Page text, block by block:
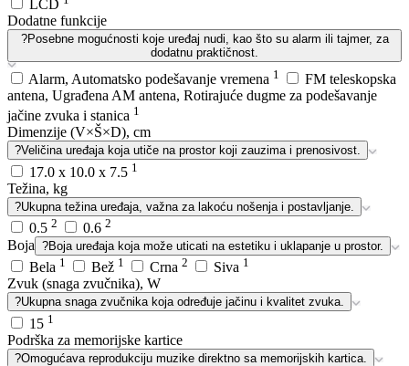
LCD
Dodatne funkcije
?Posebne mogućnosti koje uređaj nudi, kao što su alarm ili tajmer, za
dodatnu praktičnost.
Alarm, Automatsko podešavanje vremena 1
FM teleskopska
antena, Ugrađena AM antena, Rotirajuće dugme za podešavanje
jačine zvuka i stanica 1
Dimenzije (V×Š×D), cm
?Veličina uređaja koja utiče na prostor koji zauzima i prenosivost.
17.0 x 10.0 x 7.5 1
Težina, kg
?Ukupna težina uređaja, važna za lakoću nošenja i postavljanje.
0.5 2 0.6 2
Boja ?Boja uređaja koja može uticati na estetiku i uklapanje u prostor.
Bela 1 Bež 1 Crna 2 Siva 1
Zvuk (snaga zvučnika), W
?Ukupna snaga zvučnika koja određuje jačinu i kvalitet zvuka.
15 1
Podrška za memorijske kartice
?Omogućava reprodukciju muzike direktno sa memorijskih kartica.